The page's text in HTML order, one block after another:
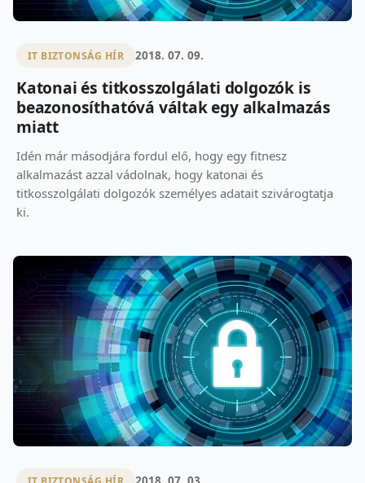
IT BIZTONSÁG HÍR 2018. 07. 09.
Katonai és titkosszolgálati dolgozók is
beazonosíthatóvá váltak egy alkalmazás
miatt
Idén már másodjára fordul elő, hogy egy fitnesz
alkalmazást azzal vádolnak, hogy katonai és
titkosszolgálati dolgozók személyes adatait szivárogtatja
ki.